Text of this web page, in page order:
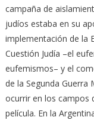
campaña de
judíos estaba en su
implementación de la
Cuestión Judía –el
eufemismos– y el
de la Segunda Guerra
ocurrir en los campos
película. En la